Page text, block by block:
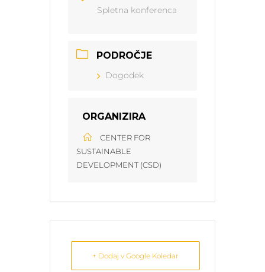
Spletna konferenca
PODROČJE
Dogodek
ORGANIZIRA
CENTER FOR
SUSTAINABLE
DEVELOPMENT (CSD)
+ Dodaj v Google Koledar